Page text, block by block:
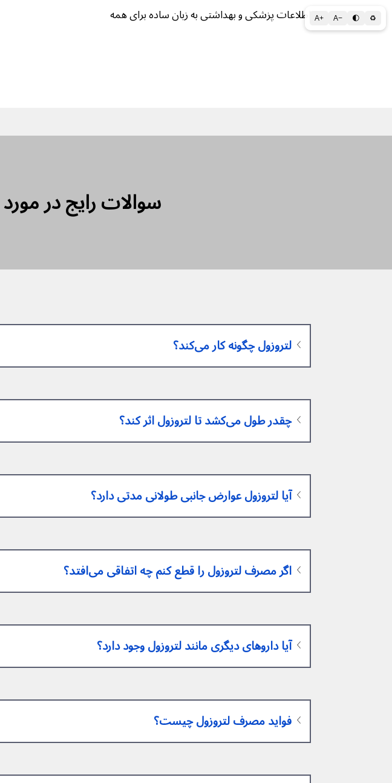
A+ A− 🌓 ♻ اطلاعات پزشکی و بهداشتی به زبان ساده برای همه
سوالات رایج در
لتروزول چگونه کار می‌کند؟
چقدر طول می‌کشد تا لتروزول اثر کند؟
آیا لتروزول عوارض جانبی طولانی مدتی دارد؟
اگر مصرف لتروزول را قطع کنم چه اتفاقی می‌افتد؟
آیا داروهای دیگری مانند لتروزول وجود دارد؟
فواید مصرف لتروزول چیست؟